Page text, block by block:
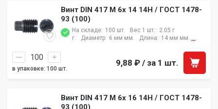
Винт DIN 417 M 6x 14 14H / ГОСТ 1478-
93 (100)
На складе: 100 шт. Вес 1 шт.: 2.05 г
г.
Диаметр: 6 мм мм. Длина: 14 мм мм. ...
в упаковке: 100 шт.
9,88 ₽ / за 1 шт.
Винт DIN 417 M 6x 16 14H / ГОСТ 1478-
93 (100)